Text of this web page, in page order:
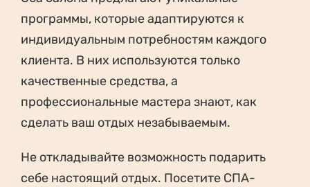
программы, которые адаптируются к
индивидуальным потребностям каждого
клиента. В них используются только
качественные средства, а
профессиональные мастера знают, как
сделать ваш отдых незабываемым.
Не откладывайте возможность подарить
себе настоящий отдых. Посетите СПА-